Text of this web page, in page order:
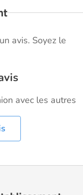
avis. Soyez le
avec les autres